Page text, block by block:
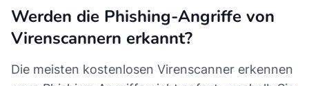
Werden die Phishing-Angriffe von
Virenscannern erkannt?
Die meisten kostenlosen Virenscanner erkennen